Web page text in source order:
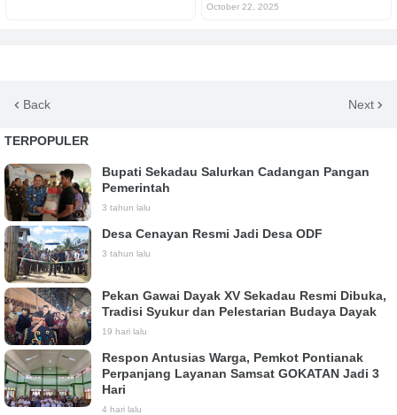
October 22, 2025
Back Next
TERPOPULER
Bupati Sekadau Salurkan Cadangan Pangan
Pemerintah
3 tahun lalu
Desa Cenayan Resmi Jadi Desa ODF
3 tahun lalu
Pekan Gawai Dayak XV Sekadau Resmi Dibuka,
Tradisi Syukur dan Pelestarian Budaya Dayak
19 hari lalu
Respon Antusias Warga, Pemkot Pontianak
Perpanjang Layanan Samsat GOKATAN Jadi 3
Hari
4 hari lalu